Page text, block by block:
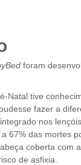
foram
Natal tive
fazer a
nos
67% das mortes
coberta com
de asfixia.